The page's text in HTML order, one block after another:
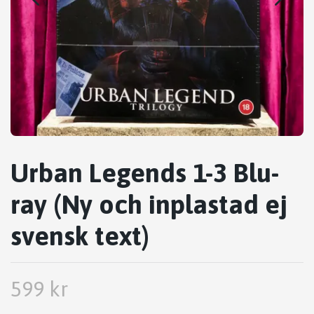
Urban Legends 1-3 Blu-
ray (Ny och inplastad ej
svensk text)
599 kr